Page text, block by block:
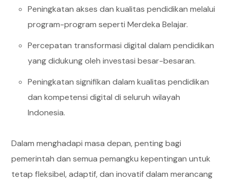
Peningkatan akses dan kualitas pendidikan melalui
program-program seperti Merdeka Belajar.
Percepatan transformasi digital dalam pendidikan
yang didukung oleh investasi besar-besaran.
Peningkatan signifikan dalam kualitas pendidikan
dan kompetensi digital di seluruh wilayah
Indonesia.
Dalam menghadapi masa depan, penting bagi
pemerintah dan semua pemangku kepentingan untuk
tetap fleksibel, adaptif, dan inovatif dalam merancang